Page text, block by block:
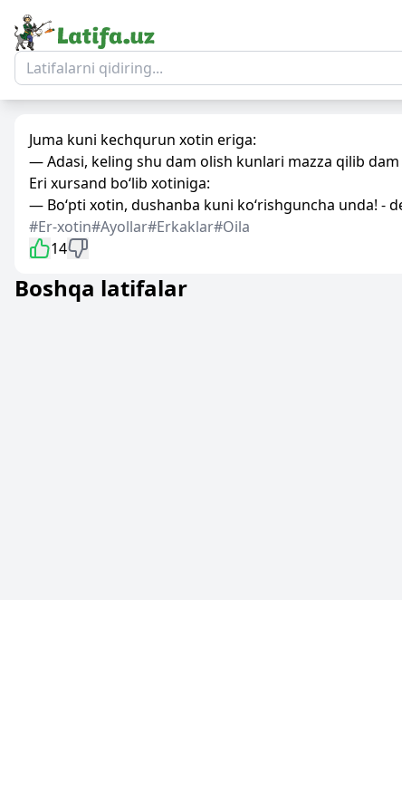
Juma kuni kechqurun xotin eriga:
— Adasi, keling shu dam olish kunlari mazza qilib dam
Eri xursand bo‘lib xotiniga:
— Bo‘pti xotin, dushanba kuni ko‘rishguncha unda! -
#Er-xotin#Ayollar#Erkaklar#Oila
14
Boshqa latifalar